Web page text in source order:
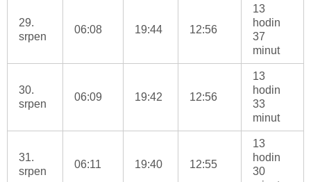
29.
srpen
06:08 19:44 12:56
13
hodin
37
minut
30.
srpen
06:09 19:42 12:56
13
hodin
33
minut
31.
srpen
06:11 19:40 12:55
13
hodin
30